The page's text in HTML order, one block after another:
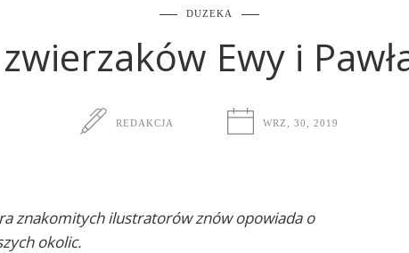
DUZEKA
Ewy i
REDAKCJA WRZ, 30, 2019
znakomitych ilustratorów znów opowiada o
okolic.